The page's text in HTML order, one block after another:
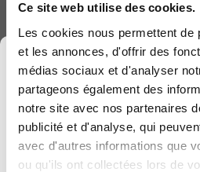
Ce site web utilise des cookies.
Les cookies nous permettent de
et les annonces, d'offrir des
médias sociaux et d'analyser
partageons également des
notre site avec nos partenaires
publicité et d'analyse, qui
avec d'autres informations que
ou qu'ils ont collectées lors de
Computerland devient
Politiques
Définissez vos politiques
Définir les politiques
relation la stratégie, les